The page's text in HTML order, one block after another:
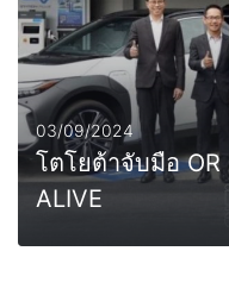
03/09/2024
โตโยต้าจับมือ
ALIVE